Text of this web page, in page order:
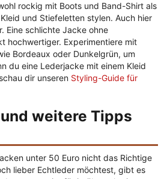
rockig mit Boots und Band-Shirt als
und Stiefeletten stylen. Auch hier
Eine schlichte Jacke ohne
hochwertiger. Experimentiere mit
Bordeaux oder Dunkelgrün, um
du eine Lederjacke mit einem Kleid
dir unseren Styling-Guide für
weitere Tipps
unter 50 Euro nicht das Richtige
lieber Echtleder möchtest, gibt es